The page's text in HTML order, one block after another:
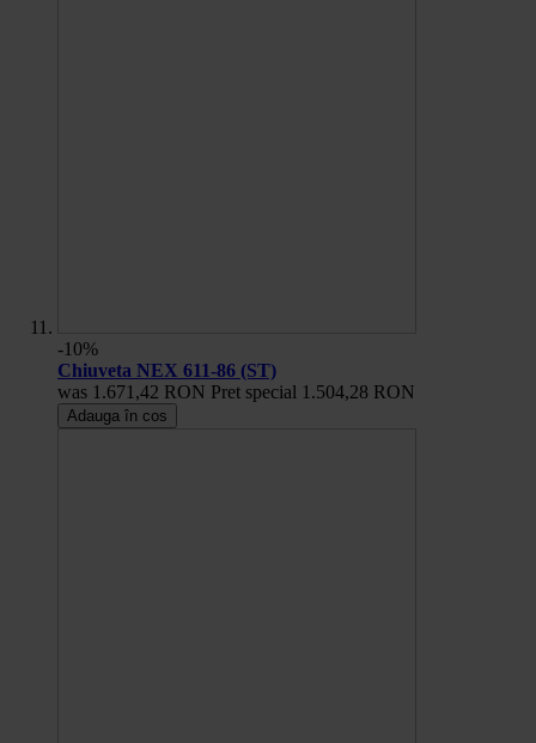
-10%
Chiuveta NEX 611-86 (ST)
was 1.671,42 RON Pret special 1.504,28 RON
Adauga în cos